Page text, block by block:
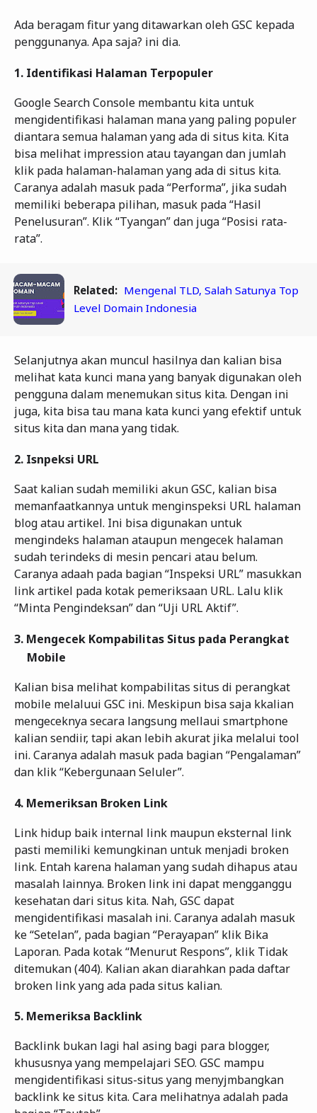
Ada beragam fitur yang ditawarkan oleh GSC kepada
penggunanya. Apa saja? ini dia.
1. Identifikasi Halaman Terpopuler
Google Search Console membantu kita untuk
mengidentifikasi halaman mana yang paling populer
diantara semua halaman yang ada di situs kita. Kita
bisa melihat impression atau tayangan dan jumlah
klik pada halaman-halaman yang ada di situs kita.
Caranya adalah masuk pada “Performa”, jika sudah
memiliki beberapa pilihan, masuk pada “Hasil
Penelusuran”. Klik “Tyangan” dan juga “Posisi rata-
rata”.
Related: Mengenal TLD, Salah Satunya Top
Level Domain Indonesia
Selanjutnya akan muncul hasilnya dan kalian bisa
melihat kata kunci mana yang banyak digunakan oleh
pengguna dalam menemukan situs kita. Dengan ini
juga, kita bisa tau mana kata kunci yang efektif untuk
situs kita dan mana yang tidak.
2. Isnpeksi URL
Saat kalian sudah memiliki akun GSC, kalian bisa
memanfaatkannya untuk menginspeksi URL halaman
blog atau artikel. Ini bisa digunakan untuk
mengindeks halaman ataupun mengecek halaman
sudah terindeks di mesin pencari atau belum.
Caranya adaah pada bagian “Inspeksi URL” masukkan
link artikel pada kotak pemeriksaan URL. Lalu klik
“Minta Pengindeksan” dan “Uji URL Aktif”.
3. Mengecek Kompabilitas Situs pada Perangkat
Mobile
Kalian bisa melihat kompabilitas situs di perangkat
mobile melaluui GSC ini. Meskipun bisa saja kkalian
mengeceknya secara langsung mellaui smartphone
kalian sendiir, tapi akan lebih akurat jika melalui tool
ini. Caranya adalah masuk pada bagian “Pengalaman”
dan klik “Kebergunaan Seluler”.
4. Memeriksan Broken Link
Link hidup baik internal link maupun eksternal link
pasti memiliki kemungkinan untuk menjadi broken
link. Entah karena halaman yang sudah dihapus atau
masalah lainnya. Broken link ini dapat mengganggu
kesehatan dari situs kita. Nah, GSC dapat
mengidentifikasi masalah ini. Caranya adalah masuk
ke “Setelan”, pada bagian “Perayapan” klik Bika
Laporan. Pada kotak “Menurut Respons”, klik Tidak
ditemukan (404). Kalian akan diarahkan pada daftar
broken link yang ada pada situs kalian.
5. Memeriksa Backlink
Backlink bukan lagi hal asing bagi para blogger,
khususnya yang mempelajari SEO. GSC mampu
mengidentifikasi situs-situs yang menyjmbangkan
backlink ke situs kita. Cara melihatnya adalah pada